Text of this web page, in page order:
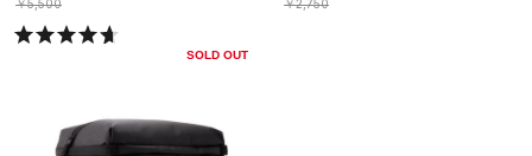
￥5,500
SOLD OUT
￥2,750